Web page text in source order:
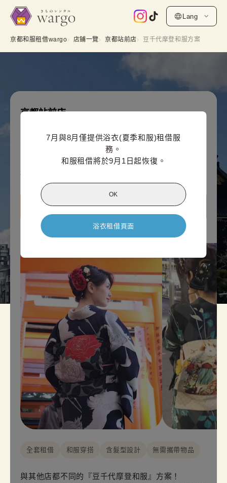
Lang
京都和服租借wargo 店鋪一覽 京都站前店 豆千代摩登和服方案
7月與8月僅提供浴衣(夏季和服)租借服
務。
和服租借將於9月1日起恢復。
OK
浴衣租借頁面
京都站前店
¥ 5,500(含稅)~
¥6,600
查看京都站前店資訊
全套租借 和服穿搭 含髮型設計 無需攜帶物品
與其他店都不同的『豆千代摩登和服』方案！